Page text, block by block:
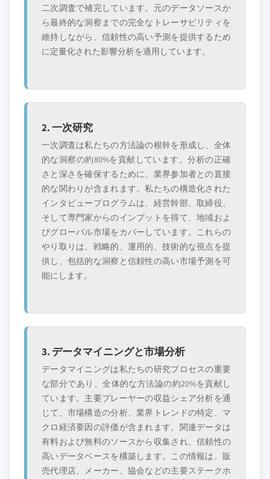
二次調査で補完しています。元のデータソースか
ら最終的な洞察までの完全なトレーサビリティを
維持しながら、信頼性の高い予測を提供するため
に定量化された影響分析を適用しています。
2. 一次研究
一次調査は私たちの方法論の根幹を形成し、全体
的な洞察の約80%を貢献しています。分析の正確
さと深さを確保するために、業界参加者との直接
的な関わりが含まれます。私たちの構造化された
インタビュープログラムは、経営幹部、取締役、
そして専門家からのインプットを得て、地域およ
びグローバル市場をカバーしています。これらの
やり取りは、戦略的、運用的、技術的な視点を提
供し、包括的な洞察と信頼性の高い市場予測を可
能にします。
3. データマイニングと市場分析
データマイニングは私たちの研究プロセスの重要
な部分であり、全体的な方法論の約20%を貢献し
ています。主要プレーヤーの収益シェア分析を通
じて、市場構造の分析、業界トレンドの特定、マ
クロ経済要因の評価が含まれます。関連データは
有料および無料のソースから収集され、信頼性の
高いデータベースを構築します。この情報は、販
売代理店、メーカー、協会などの主要ステークホ